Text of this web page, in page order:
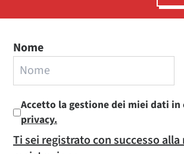
Nome
Accetto la gestione dei miei dati
privacy.
Ti sei registrato con successo